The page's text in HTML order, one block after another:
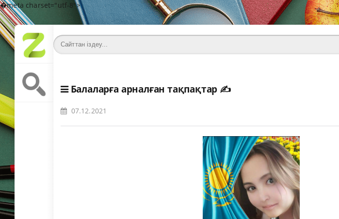
�meta charset="utf-8">
Балаларға арналған тақпақтар ✍️
07.12.2021